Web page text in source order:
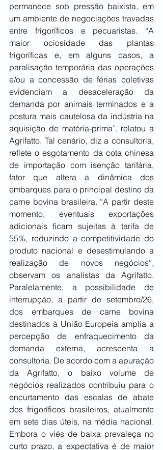
permanece sob pressão baixista, em
um ambiente de negociações travadas
entre frigoríficos e pecuaristas. “A
maior ociosidade das plantas
frigoríficas e, em alguns casos, a
paralisação temporária das operações
e/ou a concessão de férias coletivas
evidenciam a desaceleração da
demanda por animais terminados e a
postura mais cautelosa da indústria na
aquisição de matéria-prima”, relatou a
Agrifatto. Tal cenário, diz a consultoria,
reflete o esgotamento da cota chinesa
de importação com isenção tarifária,
fator que altera a dinâmica dos
embarques para o principal destino da
carne bovina brasileira. “A partir deste
momento, eventuais exportações
adicionais ficam sujeitas à tarifa de
55%, reduzindo a competitividade do
produto nacional e desestimulando a
realização de novos negócios”,
observam os analistas da Agrifatto.
Paralelamente, a possibilidade de
interrupção, a partir de setembro/26,
dos embarques de carne bovina
destinados à União Europeia amplia a
percepção de enfraquecimento da
demanda externa, acrescenta a
consultoria. De acordo com a apuração
da Agrifatto, o baixo volume de
negócios realizados contribuiu para o
encurtamento das escalas de abate
dos frigoríficos brasileiros, atualmente
em sete dias úteis, na média nacional.
Embora o viés de baixa prevaleça no
curto prazo, a expectativa é de maior